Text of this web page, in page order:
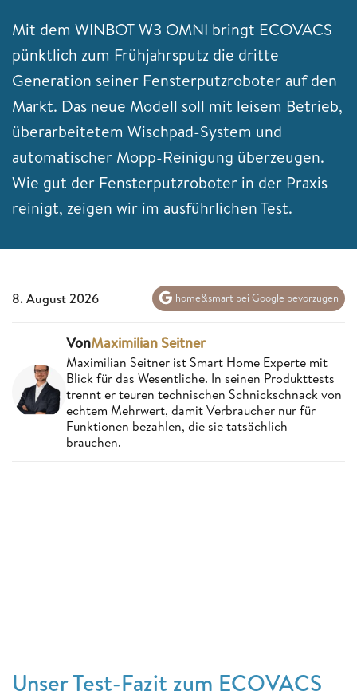
Mit dem WINBOT W3 OMNI bringt ECOVACS
pünktlich zum Frühjahrsputz die dritte
Generation seiner Fensterputzroboter auf den
Markt. Das neue Modell soll mit leisem Betrieb,
überarbeitetem Wischpad-System und
automatischer Mopp-Reinigung überzeugen.
Wie gut der Fensterputzroboter in der Praxis
reinigt, zeigen wir im ausführlichen Test.
8. August 2026 home&smart bei Google bevorzugen
VonMaximilian Seitner
Maximilian Seitner ist Smart Home Experte mit
Blick für das Wesentliche. In seinen Produkttests
trennt er teuren technischen Schnickschnack von
echtem Mehrwert, damit Verbraucher nur für
Funktionen bezahlen, die sie tatsächlich
brauchen.
Unser Test-Fazit zum ECOVACS